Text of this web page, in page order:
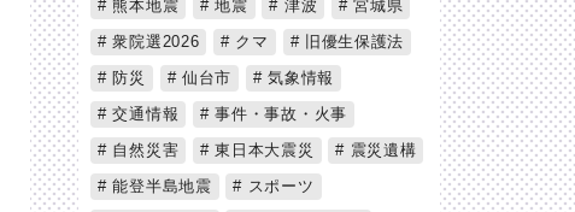
熊本地震 地震 津波
宮城県
衆院選2026
クマ
旧優生保護法
防災
仙台市
気象情報
交通情報
事件・事故・火事
自然災害
東日本大震災
震災遺構
能登半島地震
スポーツ